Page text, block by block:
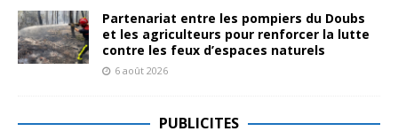
Partenariat entre les pompiers du Doubs
et les agriculteurs pour renforcer la lutte
contre les feux d’espaces naturels
6 août 2026
PUBLICITES